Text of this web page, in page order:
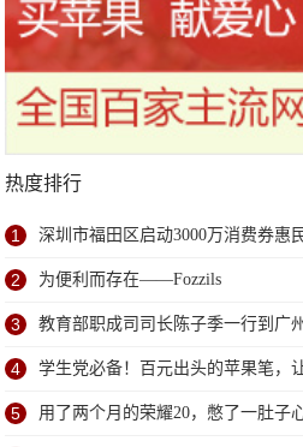
热度排行
1 深圳市福田区启动3000万消费券惠
2 为便利而存在——Fozzils
3 教育部职成司司长陈子季一行到广
研
4 学生党必备！百元出头的苹果笔，
5 用了两个月的荣耀20，憋了一肚子